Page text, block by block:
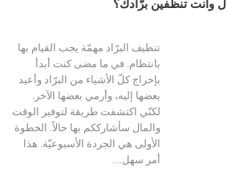
وأنت تنظّفين برّادك؟
تنظيف البرّاد مهمّة يجب القيام بها
بانتظام. في ما مضى كنت أبدأ
بإخراج كلّ الأشياء من البرّاد وأعيد
بعضها إليه، وأرمي بعضها الآخر.
لكنّي اكتشفت طريقة لتوفير الوقت
والمال سأشارككم بها حالاً. الخطوة
الأولى هي الجردة الأسبوعيّة. هذا
أمر سهل…